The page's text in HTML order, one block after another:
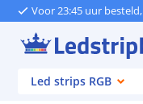
Voor 23:45 uur besteld,
Led strips RGB